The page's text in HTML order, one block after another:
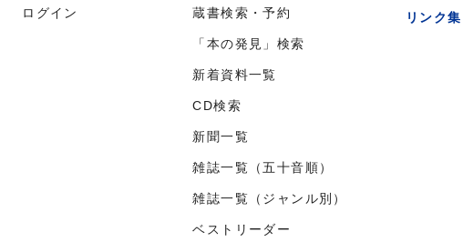
ログイン 蔵書検索・予約
「本の発見」検索
新着資料一覧
CD検索
新聞一覧
雑誌一覧（五十音順）
雑誌一覧（ジャンル別）
ベストリーダー
リンク集